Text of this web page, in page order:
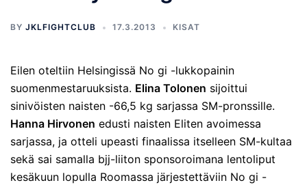
BY JKLFIGHTCLUB 17.3.2013 KISAT
Eilen oteltiin Helsingissä No gi -lukkopainin
suomenmestaruuksista. Elina Tolonen sijoittui
sinivöisten naisten -66,5 kg sarjassa SM-pronssille.
Hanna Hirvonen edusti naisten Eliten avoimessa
sarjassa, ja otteli upeasti finaalissa itselleen SM-kultaa
sekä sai samalla bjj-liiton sponsoroimana lentoliput
kesäkuun lopulla Roomassa järjestettäviin No gi -